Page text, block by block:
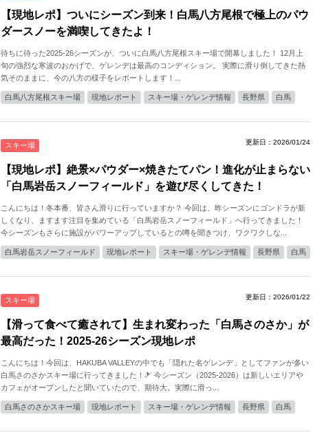
【現地レポ】ついにシーズン到来！白馬八方尾根で極上のパウ
ダースノーを満喫してきたよ！
待ちに待った2025-26シーズンが、ついに白馬八方尾根スキー場で開幕しました！ 12月上
旬の強烈な寒波のおかげで、ゲレンデは最高のコンディション。 実際に滑り倒してきた熱
気そのままに、今の八方の様子をレポートします！...
白馬八方尾根スキー場 現地レポート スキー場・ゲレンデ情報 長野県 白馬
スキー場 更新日：2026/01/24
【現地レポ】絶景×パウダー×焼きたてパン！進化が止まらない
「白馬岩岳スノーフィールド」を遊び尽くしてきた！
こんにちは！冬本番、皆さん滑りに行っていますか？ 今回は、昨シーズンにゴンドラが新
しくなり、ますます注目を集めている「白馬岩岳スノーフィールド」へ行ってきました！
今シーズンもさらに施設がパワーアップしているとの噂を聞きつけ、ワクワクしな...
白馬岩岳スノーフィールド 現地レポート スキー場・ゲレンデ情報 長野県 白馬
スキー場 更新日：2026/01/22
【滑って食べて癒されて】生まれ変わった「白馬さのさか」が
最高だった！2025-26シーズン現地レポ
こんにちは！今回は、HAKUBA VALLEYの中でも「隠れた名ゲレンデ」としてファンが多い
白馬さのさかスキー場に行ってきました！🎿 今シーズン（2025-2026）は新しいエリアや
カフェがオープンしたと聞いていたので、期待大。実際に滑っ...
白馬さのさかスキー場 現地レポート スキー場・ゲレンデ情報 長野県 白馬